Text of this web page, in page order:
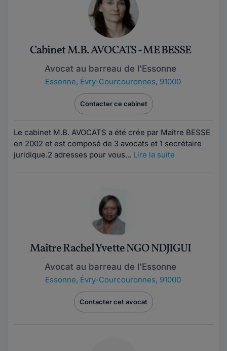
Cabinet M.B. AVOCATS - ME BESSE
Avocat au barreau de l'Essonne
Essonne, Évry-Courcouronnes, 91000
Contacter ce cabinet
Le cabinet M.B. AVOCATS a été crée par Maître BESSE
en 2002 et est composé de 3 avocats et 1 secrétaire
juridique.2 adresses pour vous... Lire la suite
Maître Rachel Yvette NGO NDJIGUI
Avocat au barreau de l'Essonne
Essonne, Évry-Courcouronnes, 91000
Contacter cet avocat